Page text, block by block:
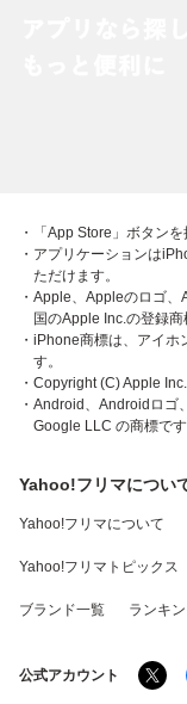
・「App Store」ボタン
・アプリケーションは
ただけます。
・Apple、Appleのロゴ
国のApple Inc.の登録商
・iPhone商標は、アイ
す。
・Copyright (C) Apple
・Android、Androidロゴ
Google LLC の商標です
Yahoo!フリマについ
Yahoo!フリマについて
Yahoo!フリマトピックス
ブランド一覧 ランキ
公式アカウント